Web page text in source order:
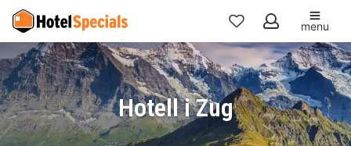
Mina
favoriter
menu
Hotell i Zug